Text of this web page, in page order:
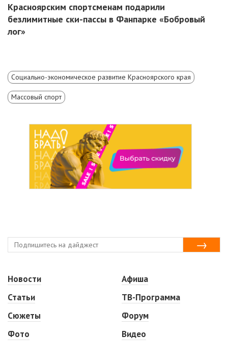
Красноярским спортсменам подарили
безлимитные ски-пассы в Фанпарке «Бобровый
лог»
Социально-экономическое развитие Красноярского края
Массовый спорт
Новости
Статьи
Сюжеты
Фото
Афиша
ТВ-Программа
Форум
Видео